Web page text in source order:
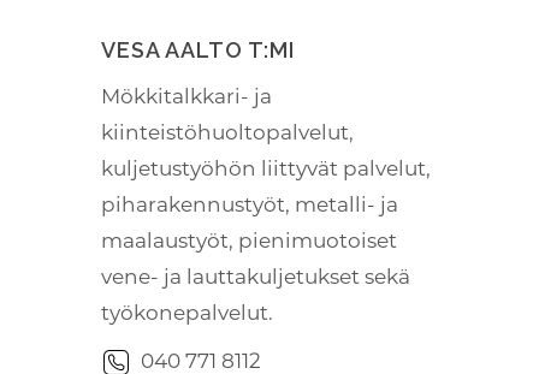
VESA AALTO T:MI
Mökkitalkkari- ja
kiinteistöhuoltopalvelut,
kuljetustyöhön liittyvät palvelut,
piharakennustyöt, metalli- ja
maalaustyöt, pienimuotoiset
vene- ja lauttakuljetukset sekä
työkonepalvelut.
040 771 8112